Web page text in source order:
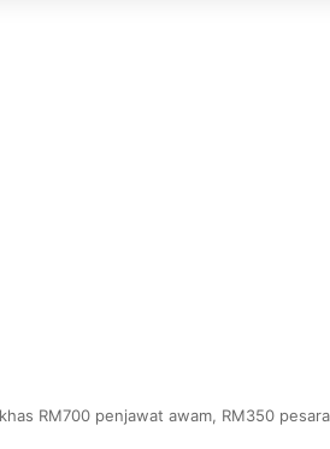
RM700 penjawat awam, RM350 pesara